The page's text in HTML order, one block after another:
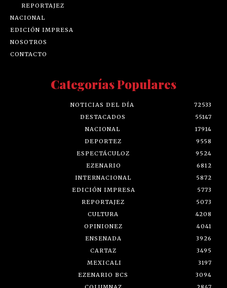
REPORTAJEZ
NACIONAL
EDICIÓN IMPRESA
NOSOTROS
CONTACTO
Categorías Populares
NOTICIAS DEL DÍA
72533
DESTACADOS
55147
NACIONAL
17914
DEPORTEZ
9558
ESPECTÁCULOZ
9524
EZENARIO
6812
INTERNACIONAL
5872
EDICIÓN IMPRESA
5773
REPORTAJEZ
5073
CULTURA
4208
OPINIONEZ
4041
ENSENADA
3926
CARTAZ
3495
MEXICALI
3197
EZENARIO BCS
3094